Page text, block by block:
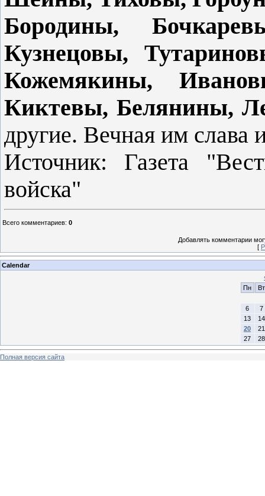
Бородины,
Кузнецовы,
Кожемякины,
Киктевы, Белянины,
другие. Вечная им слава
Источник: Газета
войска"
Всего комментариев: 0
Добавлять комментарии
[
Calendar
Пн
Вт
6
7
13
14
20
21
27
28
Полная версия сайта